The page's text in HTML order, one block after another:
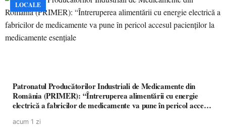
LOCALE
Patronatul Producătorilor Industriali de Medicamente din
România (PRIMER): “Întreruperea alimentării cu energie
electrică a fabricilor de medicamente va pune în pericol accesul
acum 1 zi